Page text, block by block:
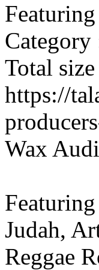
Total
https://
Wax
Judah,
Reggae